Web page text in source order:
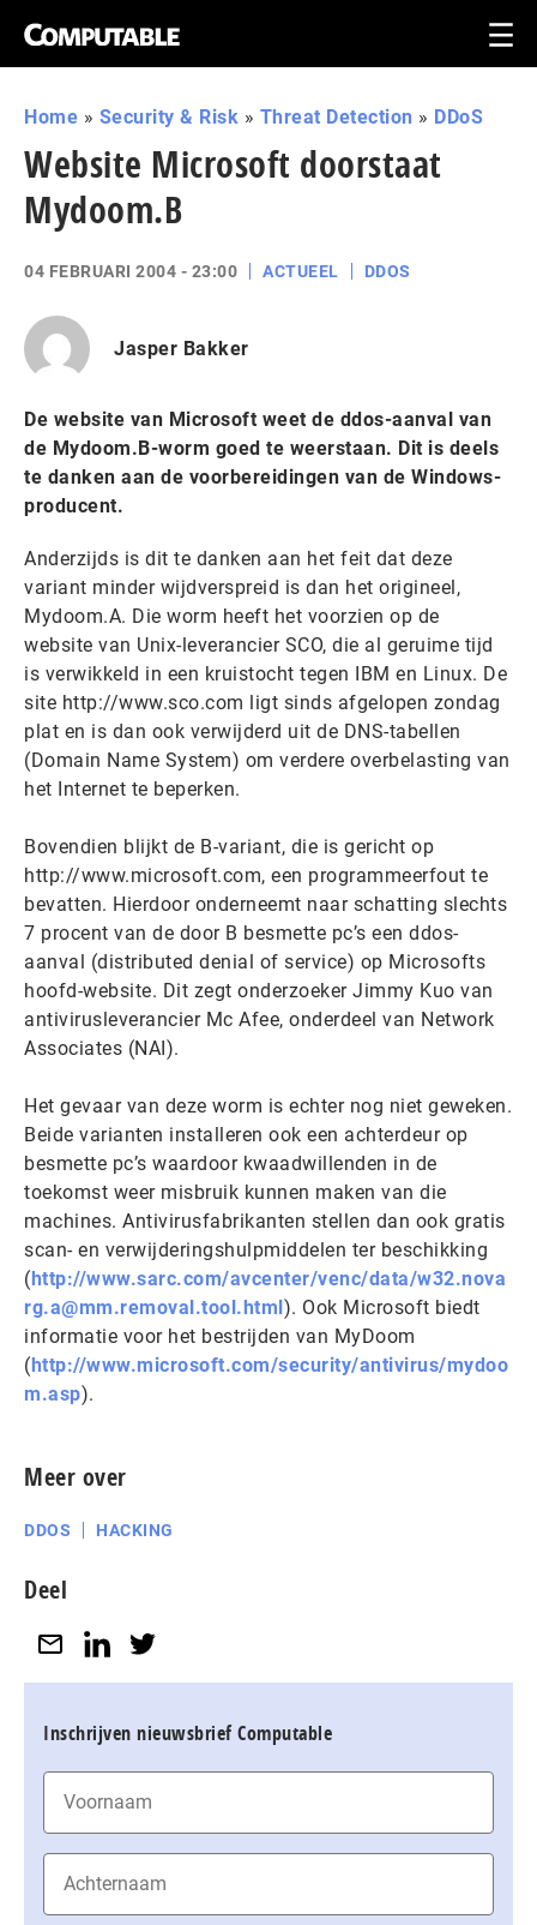
Home » Security & Risk » Threat Detection » DDoS
Website Microsoft doorstaat
Mydoom.B
04 FEBRUARI 2004 - 23:00 ACTUEEL DDOS
Jasper Bakker
De website van Microsoft weet de ddos-aanval van
de Mydoom.B-worm goed te weerstaan. Dit is deels
te danken aan de voorbereidingen van de Windows-
producent.
Anderzijds is dit te danken aan het feit dat deze
variant minder wijdverspreid is dan het origineel,
Mydoom.A. Die worm heeft het voorzien op de
website van Unix-leverancier SCO, die al geruime tijd
is verwikkeld in een kruistocht tegen IBM en Linux. De
site http://www.sco.com ligt sinds afgelopen zondag
plat en is dan ook verwijderd uit de DNS-tabellen
(Domain Name System) om verdere overbelasting van
het Internet te beperken.
Bovendien blijkt de B-variant, die is gericht op
http://www.microsoft.com, een programmeerfout te
bevatten. Hierdoor onderneemt naar schatting slechts
7 procent van de door B besmette pc’s een ddos-
aanval (distributed denial of service) op Microsofts
hoofd-website. Dit zegt onderzoeker Jimmy Kuo van
antivirusleverancier Mc Afee, onderdeel van Network
Associates (NAI).
Het gevaar van deze worm is echter nog niet geweken.
Beide varianten installeren ook een achterdeur op
besmette pc’s waardoor kwaadwillenden in de
toekomst weer misbruik kunnen maken van die
machines. Antivirusfabrikanten stellen dan ook gratis
scan- en verwijderingshulpmiddelen ter beschikking
(http://www.sarc.com/avcenter/venc/data/w32.nova
rg.a@mm.removal.tool.html). Ook Microsoft biedt
informatie voor het bestrijden van MyDoom
(http://www.microsoft.com/security/antivirus/mydoo
m.asp).
Meer over
DDOS HACKING
Deel
Inschrijven nieuwsbrief Computable